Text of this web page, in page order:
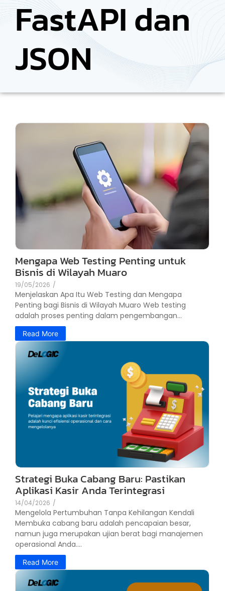
FastAPI dan
JSON
Mengapa Web Testing Penting untuk
Bisnis di Wilayah Muaro
19/05/2026 /
Menjelaskan Apa Itu Web Testing dan Mengapa
Penting bagi Bisnis di Wilayah Muaro Web testing
adalah proses penting dalam pengembangan...
Read More
Strategi Buka Cabang Baru: Pastikan
Aplikasi Kasir Anda Terintegrasi
14/04/2026 /
Mengelola Pertumbuhan Tanpa Kehilangan Kendali
Membuka cabang baru adalah pencapaian besar,
namun juga merupakan ujian berat bagi manajemen
operasional Anda....
Read More